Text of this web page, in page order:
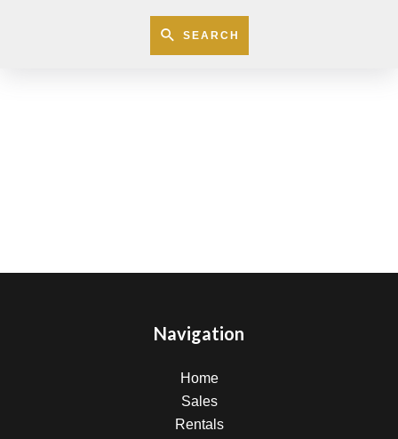
SEARCH
Navigation
Home
Sales
Rentals